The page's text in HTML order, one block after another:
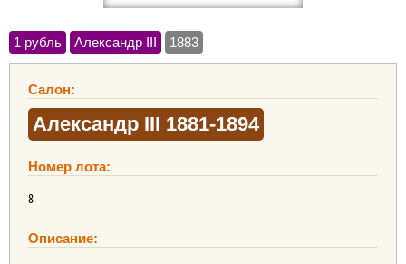
1 рубль Александр III 1883
Салон:
Александр III 1881-1894
Номер лота:
8
Описание: